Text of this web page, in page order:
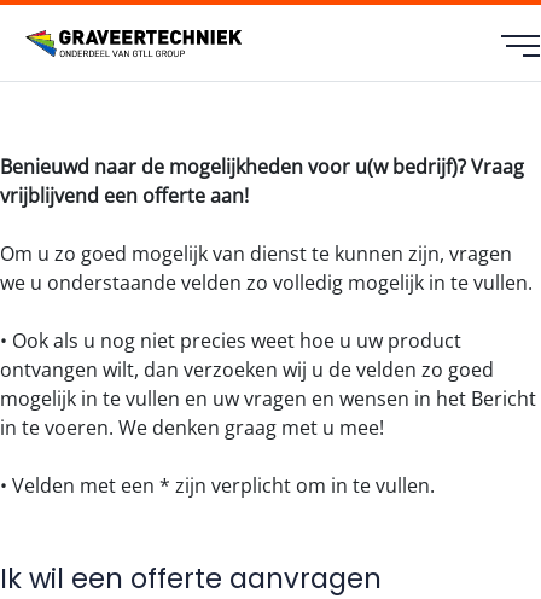
Benieuwd naar de mogelijkheden voor u(w bedrijf)? Vraag
vrijblijvend een offerte aan!
Om u zo goed mogelijk van dienst te kunnen zijn, vragen
we u onderstaande velden zo volledig mogelijk in te vullen.
• Ook als u nog niet precies weet hoe u uw product
ontvangen wilt, dan verzoeken wij u de velden zo goed
mogelijk in te vullen en uw vragen en wensen in het Bericht
in te voeren. We denken graag met u mee!
• Velden met een * zijn verplicht om in te vullen.
Ik wil een offerte aanvragen